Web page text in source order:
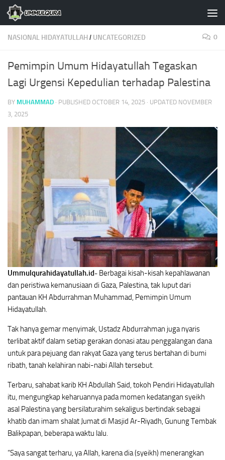
Skip to content
NASIONAL HIDAYATULLAH/ UNCATEGORIZED 0
Pemimpin Umum Hidayatullah Tegaskan
Lagi Urgensi Kepedulian terhadap Palestina
BY MUHAMMAD · PUBLISHED OCTOBER 14, 2025 · UPDATED NOVEMBER
3, 2025
Ummulqurahidayatullah.id- Berbagai kisah-kisah kepahlawanan
dan peristiwa kemanusiaan di Gaza, Palestina, tak luput dari
pantauan KH Abdurrahman Muhammad, Pemimpin Umum
Hidayatullah.
Tak hanya gemar menyimak, Ustadz Abdurrahman juga nyaris
terlibat aktif dalam setiap gerakan donasi atau penggalangan dana
untuk para pejuang dan rakyat Gaza yang terus bertahan di bumi
ribath, tanah kelahiran nabi-nabi Allah tersebut.
Terbaru, sahabat karib KH Abdullah Said, tokoh Pendiri Hidayatullah
itu, mengungkap keharuannya pada momen kedatangan syeikh
asal Palestina yang bersilaturahim sekaligus bertindak sebagai
khatib dan imam shalat Jumat di Masjid Ar-Riyadh, Gunung Tembak
Balikpapan, beberapa waktu lalu.
“Saya sangat terharu, ya Allah, karena dia (syeikh) menerangkan